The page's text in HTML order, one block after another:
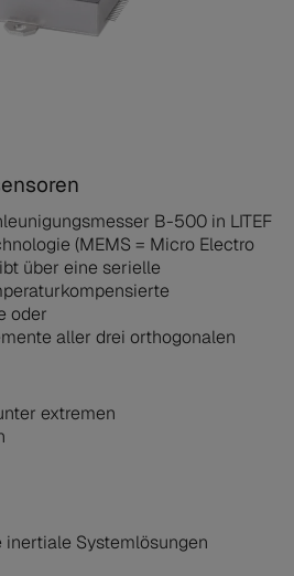
B-500 in LITEF
(MEMS = Micro Electro
über eine serielle
oder
aller drei orthogonalen
extremen
Systemlösungen